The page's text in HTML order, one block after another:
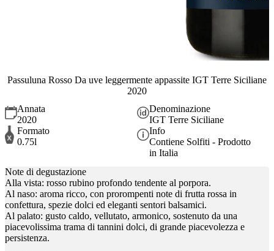
Passuluna Rosso Da uve leggermente appassite IGT Terre Siciliane
2020
Annata
2020
Denominazione
IGT Terre Siciliane
Formato
0.75l
Info
Contiene Solfiti - Prodotto
in Italia
Note di degustazione
Alla vista: rosso rubino profondo tendente al porpora.
Al naso: aroma ricco, con prorompenti note di frutta rossa in
confettura, spezie dolci ed eleganti sentori balsamici.
Al palato: gusto caldo, vellutato, armonico, sostenuto da una
piacevolissima trama di tannini dolci, di grande piacevolezza e
persistenza.